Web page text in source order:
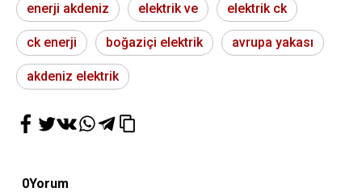
enerji akdeniz elektrik ve elektrik ck
ck enerji boğaziçi elektrik avrupa yakası
akdeniz elektrik
0Yorum